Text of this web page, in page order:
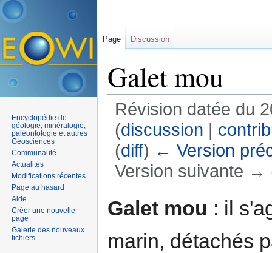
Galet mou
Révision datée du
(discussion |
(diff) ← Version
Version suivante →
Galet mou : il
marin, détachés
Page Discussion
Encyclopédie de
géologie, minéralogie,
paléontologie et autres
Géosciences
Communauté
Actualités
Modifications récentes
Page au hasard
Aide
Créer une nouvelle
page
Galerie des nouveaux
fichiers